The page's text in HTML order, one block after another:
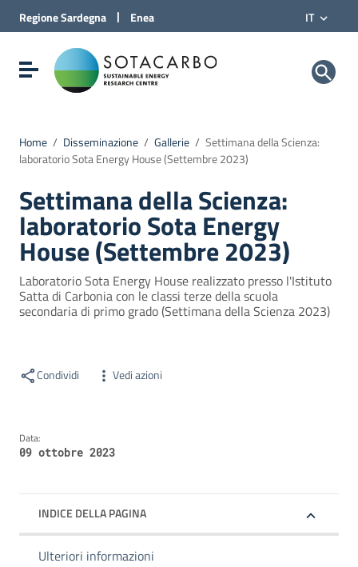
Vai al Contenuto
Vai alla navigazione del sito
Vai al Footer
RegioneSardegna | Enea IT
Visualizza/nascondi menu di navigazioneSotacarbo SpA
Home / Disseminazione / Gallerie / Settimana della Scienza:
laboratorio Sota Energy House (Settembre 2023)
Settimana della Scienza:
laboratorio Sota Energy
House (Settembre 2023)
Laboratorio Sota Energy House realizzato presso l'Istituto
Satta di Carbonia con le classi terze della scuola
secondaria di primo grado (Settimana della Scienza 2023)
Condividi Vedi azioni
Data:
09 ottobre 2023
INDICE DELLA PAGINA
Ulteriori informazioni